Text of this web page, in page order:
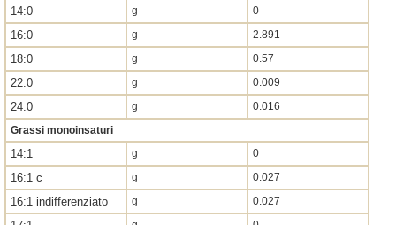
14:0 g 0
16:0 g 2.891
18:0 g 0.57
22:0 g 0.009
24:0 g
0.016
Grassi monoinsaturi
14:1 g 0
16:1 c g 0.027
16:1 indifferenziato g 0.027